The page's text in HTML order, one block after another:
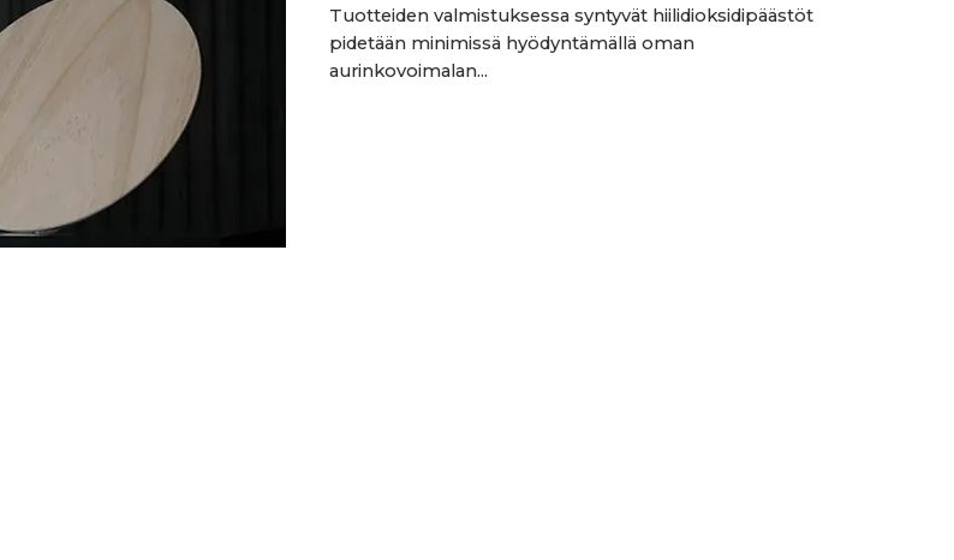
Tuotteiden valmistuksessa syntyvät hiilidioksidipäästöt
pidetään minimissä hyödyntämällä oman
aurinkovoimalan...